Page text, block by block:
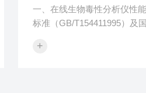
一、在线生物毒性分析仪性
标准（GB/T154411995）及
物早期预警系统；3、样品制
+